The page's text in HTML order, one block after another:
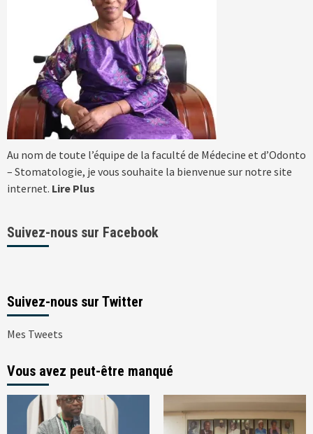
Au nom de toute l’équipe de la faculté de Médecine et d’Odonto
– Stomatologie, je vous souhaite la bienvenue sur notre site
internet. Lire Plus
Suivez-nous sur Facebook
Suivez-nous sur Twitter
Mes Tweets
Vous avez peut-être manqué